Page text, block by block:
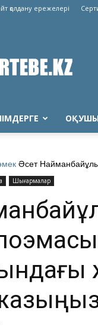
қолдану ережелері
Әсет
Шығармалар